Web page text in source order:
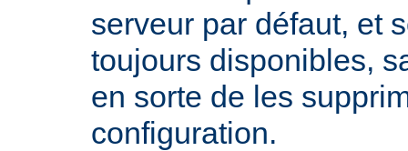
serveur par défaut, et
toujours disponibles,
en sorte de les
configuration.